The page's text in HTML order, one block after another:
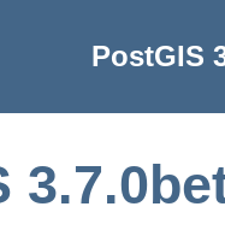
PostGIS